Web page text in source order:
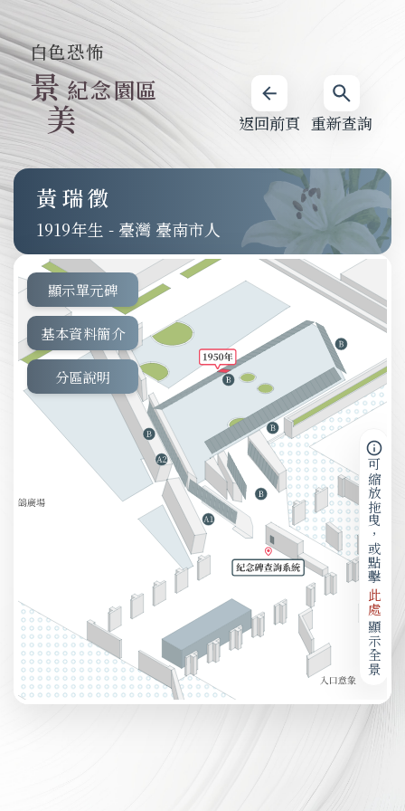
重新查詢
返回前頁
白色恐怖
景
美
紀念園區
黃瑞徵
1919 - 臺灣 臺南市人
顯示單元碑
基本資料簡介
分區說明
可縮放拖曳，或點擊
此處
顯示全景